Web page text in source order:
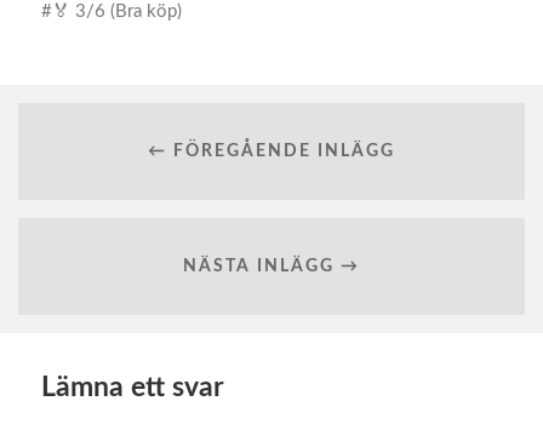
🏅 3/6 (Bra köp)
← FÖREGÅENDE INLÄGG
NÄSTA INLÄGG →
Lämna ett svar